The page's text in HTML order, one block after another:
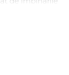
dar